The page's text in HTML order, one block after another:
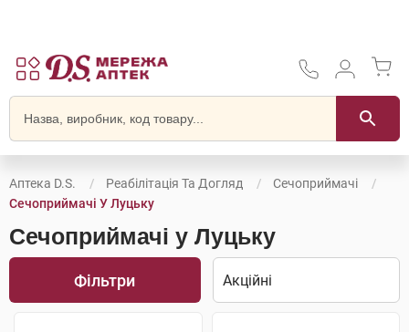
Аптека D.S. Реабілітація Та Догляд
Сечоприймачі
Сечоприймачі У Луцьку
Сечоприймачі у Луцьку
Фільтри